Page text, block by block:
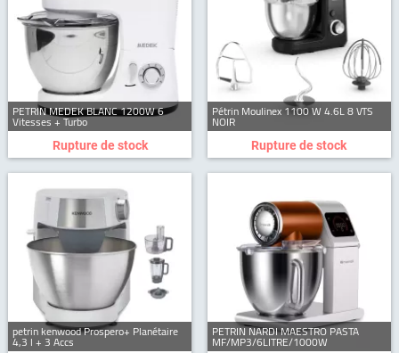
PETRIN MEDEK BLANC 1200W 6
Vitesses + Turbo
Rupture de stock
Pétrin Moulinex 1100 W 4.6L 8 VTS
NOIR
Rupture de stock
petrin kenwood Prospero+ Planétaire
4,3 l + 3 Accs
PETRIN NARDI MAESTRO PASTA
MF/MP3/6LITRE/1000W